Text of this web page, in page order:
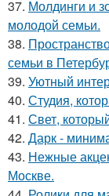
37. Молдинги и
молодой семьи.
38.
семьи в
39. Уютный
40. Студия,
41. Свет,
42. Дарк -
43. Нежные
Москве.